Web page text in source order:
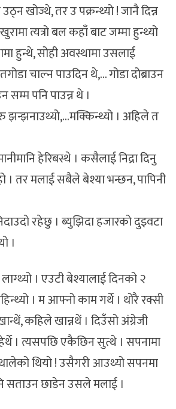
खोज्थे, तर उ पक्रन्थ्यो ! जानै दिन्न
त्यत्रो बल कहाँ बाट जम्मा हुन्थ्यो
हुन्थे, सोही अवस्थामा उसलाई
चाल्न पाउदिन थे,… गोडा दोब्राउन
सम्म पनि पाउन्न थे ।
। अहिले त
हेरिबस्थे । कसैलाई निद्रा दिनु
तर मलाई सबैले बेश्या भन्छन, पापिनी
रहेछु । ब्युझिदा हजारको दुइवटा
।
। एउटी बेश्यालाई दिनको २
। म आफ्नो काम गर्थे । थोरै रक्सी
कहिले खान्नथें । दिउँसो अंग्रेजी
। त्यसपछि एकैछिन सुत्थे । सपनामा
थियो ! उसैगरी आउथ्यो सपनमा
सताउन छाडेन उसले मलाई ।